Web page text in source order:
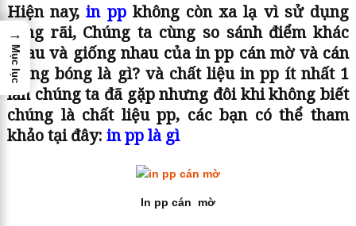
Hiện nay,in ppkhông còn xa lạ vì sử dụng
rộng rãi, Chúng ta cùng so sánh điểm khác
nhau và giống nhau của in pp cán mờ và cán
màng bóng là gì? và chất liệu in pp ít nhất 1
lần chúng ta đã gặp nhưng đôi khi không biết
chúng là chất liệu pp, các bạn có thể tham
khảo tại đây: in pp là gì
In pp cán mờ
→
Mục lục